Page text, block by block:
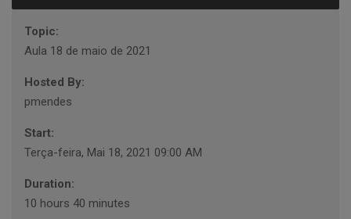
Topic:
Aula 18 de maio de 2021
Hosted By:
pmendes
Start:
Terça-feira, Mai 18, 2021 09:00 AM
Duration:
10 hours 40 minutes